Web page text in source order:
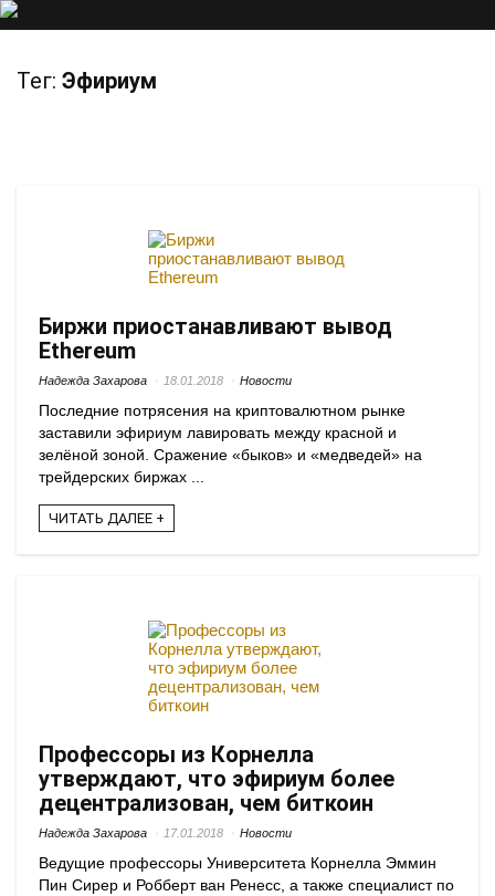
Тег: Эфириум
Биржи приостанавливают вывод
Ethereum
Надежда Захарова 18.01.2018 Новости
Последние потрясения на криптовалютном рынке
заставили эфириум лавировать между красной и
зелёной зоной. Сражение «быков» и «медведей» на
трейдерских биржах ...
ЧИТАТЬ ДАЛЕЕ +
Профессоры из Корнелла
утверждают, что эфириум более
децентрализован, чем биткоин
Надежда Захарова 17.01.2018 Новости
Ведущие профессоры Университета Корнелла Эммин
Пин Сирер и Робберт ван Ренесс, а также специалист по